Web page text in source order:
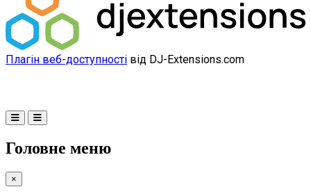
Плагін веб-доступності від DJ-Extensions.com
Головне меню
×